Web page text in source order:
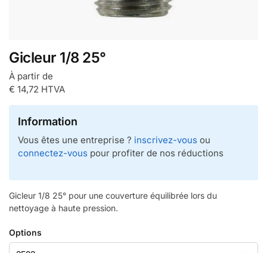
Gicleur 1/8 25°
À partir de
€ 14,72 HTVA
Information
Vous êtes une entreprise ? inscrivez-vous ou
connectez-vous pour profiter de nos réductions
Gicleur 1/8 25° pour une couverture équilibrée lors du
nettoyage à haute pression.
Options